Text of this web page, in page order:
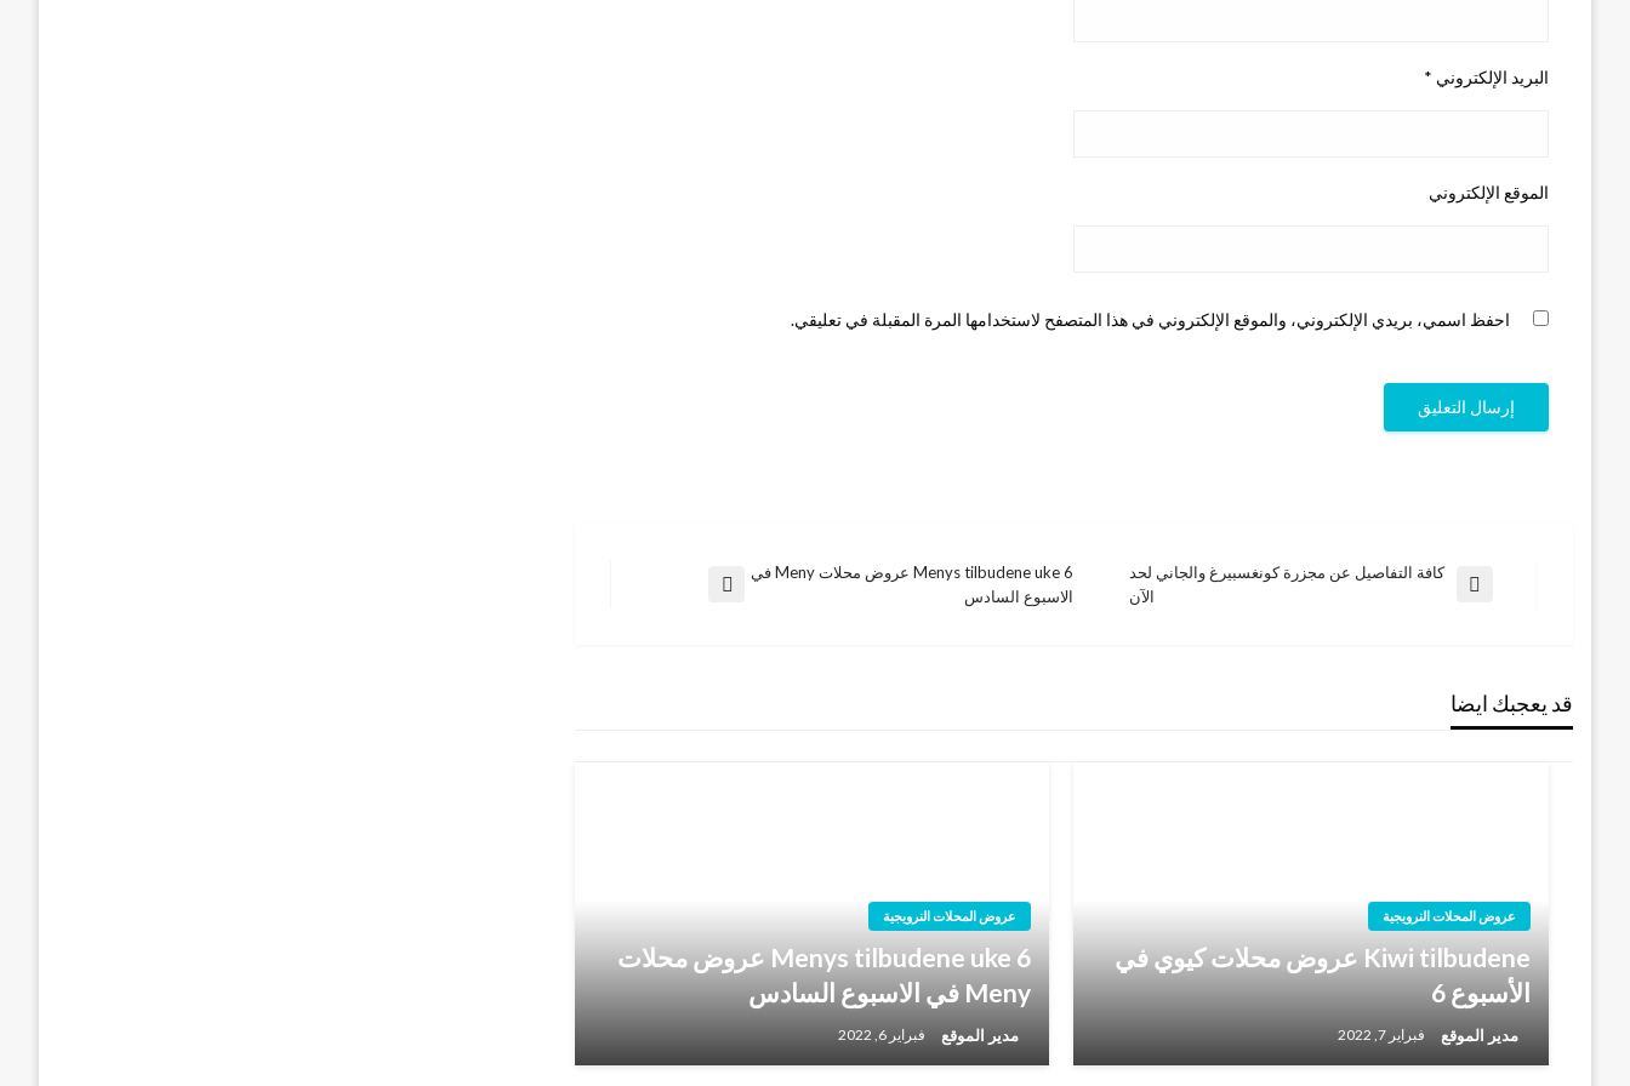
البريد الإلكتروني *
الموقع الإلكتروني
احفظ اسمي، بريدي الإلكتروني، والموقع الإلكتروني في هذا المتصفح لاستخدامها المرة المقبلة في تعليقي.
تصفّح
المقالة
كافة التفاصيل عن مجزرة كونغسبيرغ والجاني لحد
الآن
المقالة
Menys tilbudene uke 6 عروض محلات Meny في
الاسبوع السادس
قد يعجبك ايضا
عروض المحلات النرويجية
Kiwi tilbudene عروض محلات كيوي في
الأسبوع 6
مدير الموقع فبراير 7, 2022
عروض المحلات النرويجية
Menys tilbudene uke 6 عروض محلات
Meny في الاسبوع السادس
مدير الموقع فبراير 6, 2022